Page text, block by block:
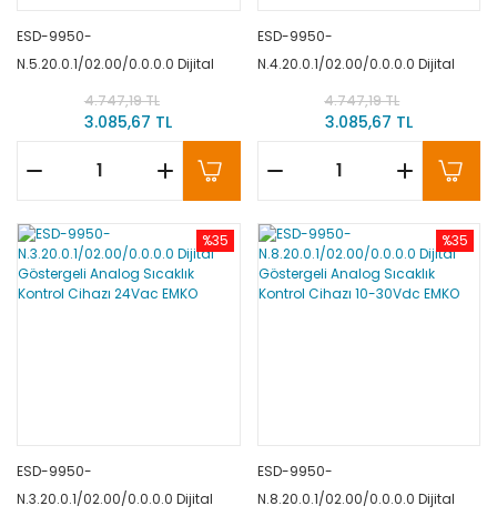
ESD-9950-
N.5.20.0.1/02.00/0.0.0.0 Dijital
Göstergeli Analog Sıcaklık
Kontrol Cihazı 230Vac EMKO
4.747,19 TL
3.085,67 TL
ESD-9950-
N.4.20.0.1/02.00/0.0.0.0 Dijital
Göstergeli Analog Sıcaklık
Kontrol Cihazı 115Vac EMKO
4.747,19 TL
3.085,67 TL
%35
ESD-9950-
N.3.20.0.1/02.00/0.0.0.0 Dijital
%35
ESD-9950-
N.8.20.0.1/02.00/0.0.0.0 Dijital